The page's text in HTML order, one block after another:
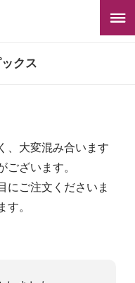
クス
、大変混み合います
ございます。
にご注文くださいま
す。